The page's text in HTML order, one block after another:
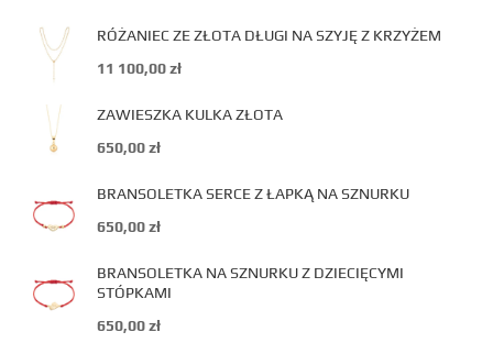
RÓŻANIEC ZE ZŁOTA DŁUGI NA SZYJĘ Z KRZYŻEM
11 100,00zł
ZAWIESZKA KULKA ZŁOTA
650,00zł
BRANSOLETKA SERCE Z ŁAPKĄ NA SZNURKU
650,00zł
BRANSOLETKA NA SZNURKU Z DZIECIĘCYMI
STÓPKAMI
650,00zł